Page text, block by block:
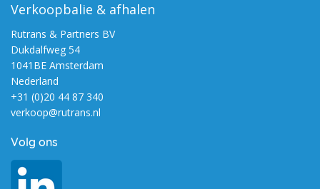
Verkoopbalie & afhalen
Rutrans & Partners BV
Dukdalfweg 54
1041BE Amsterdam
Nederland
+31 (0)20 44 87 340
verkoop@rutrans.nl
Volg ons